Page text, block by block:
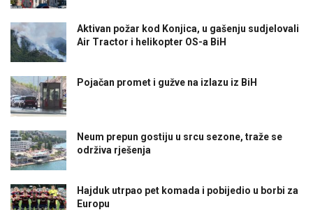
Aktivan požar kod Konjica, u gašenju sudjelovali
Air Tractor i helikopter OS-a BiH
Pojačan promet i gužve na izlazu iz BiH
Neum prepun gostiju u srcu sezone, traže se
održiva rješenja
Hajduk utrpao pet komada i pobijedio u borbi za
Europu